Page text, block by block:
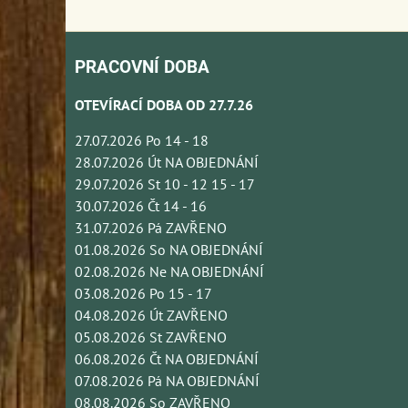
PRACOVNÍ DOBA
OTEVÍRACÍ DOBA OD 27.7.26
27.07.2026 Po 14 - 18
28.07.2026 Út NA OBJEDNÁNÍ
29.07.2026 St 10 - 12 15 - 17
30.07.2026 Čt 14 - 16
31.07.2026 Pá ZAVŘENO
01.08.2026 So NA OBJEDNÁNÍ
02.08.2026 Ne NA OBJEDNÁNÍ
03.08.2026 Po 15 - 17
04.08.2026 Út ZAVŘENO
05.08.2026 St ZAVŘENO
06.08.2026 Čt NA OBJEDNÁNÍ
07.08.2026 Pá NA OBJEDNÁNÍ
08.08.2026 So ZAVŘENO